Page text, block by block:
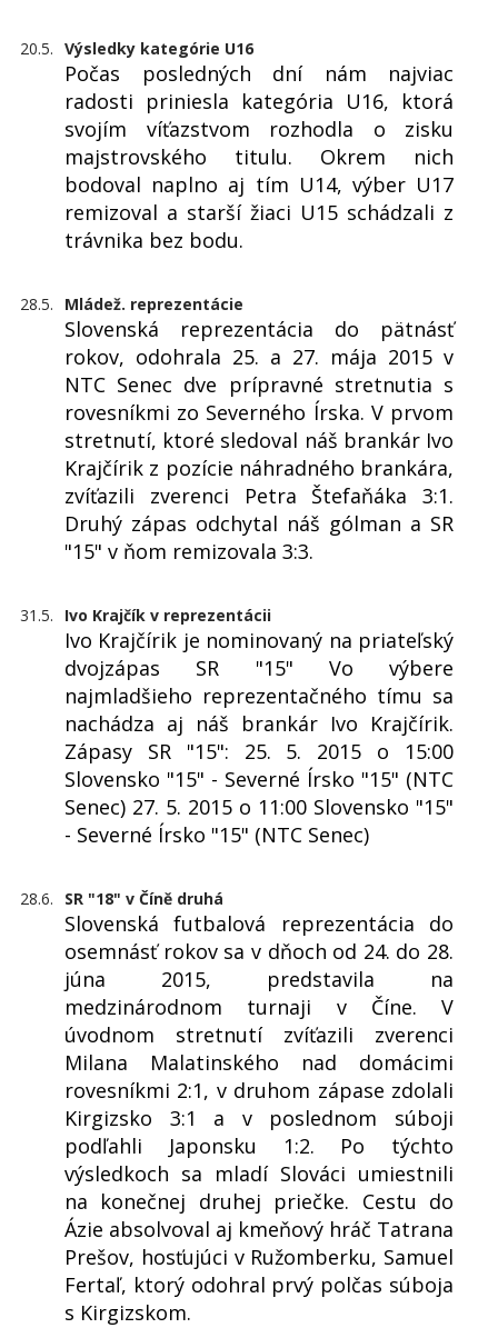
20.5. Výsledky kategórie U16
Počas posledných dní nám najviac
radosti priniesla kategória U16, ktorá
svojím víťazstvom rozhodla o zisku
majstrovského titulu. Okrem nich
bodoval naplno aj tím U14, výber U17
remizoval a starší žiaci U15 schádzali z
trávnika bez bodu.
28.5. Mládež. reprezentácie
Slovenská reprezentácia do pätnásť
rokov, odohrala 25. a 27. mája 2015 v
NTC Senec dve prípravné stretnutia s
rovesníkmi zo Severného Írska. V prvom
stretnutí, ktoré sledoval náš brankár Ivo
Krajčírik z pozície náhradného brankára,
zvíťazili zverenci Petra Štefaňáka 3:1.
Druhý zápas odchytal náš gólman a SR
"15" v ňom remizovala 3:3.
31.5. Ivo Krajčík v reprezentácii
Ivo Krajčírik je nominovaný na priateľský
dvojzápas SR "15" Vo výbere
najmladšieho reprezentačného tímu sa
nachádza aj náš brankár Ivo Krajčírik.
Zápasy SR "15": 25. 5. 2015 o 15:00
Slovensko "15" - Severné Írsko "15" (NTC
Senec) 27. 5. 2015 o 11:00 Slovensko "15"
- Severné Írsko "15" (NTC Senec)
28.6. SR "18" v Číně druhá
Slovenská futbalová reprezentácia do
osemnásť rokov sa v dňoch od 24. do 28.
júna 2015, predstavila na
medzinárodnom turnaji v Číne. V
úvodnom stretnutí zvíťazili zverenci
Milana Malatinského nad domácimi
rovesníkmi 2:1, v druhom zápase zdolali
Kirgizsko 3:1 a v poslednom súboji
podľahli Japonsku 1:2. Po týchto
výsledkoch sa mladí Slováci umiestnili
na konečnej druhej priečke. Cestu do
Ázie absolvoval aj kmeňový hráč Tatrana
Prešov, hosťujúci v Ružomberku, Samuel
Fertaľ, ktorý odohral prvý polčas súboja
s Kirgizskom.